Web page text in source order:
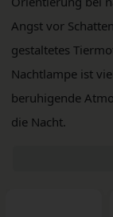
Angst vor
gestaltetes
Nachtlampe ist
beruhigende
die Nacht.